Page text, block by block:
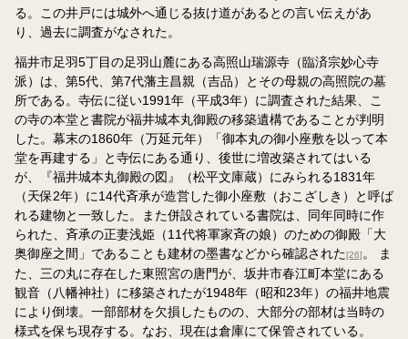
る。この井戸には城外へ通じる抜け道があるとの言い伝えがあ
り、過去に調査がなされた。
福井市足羽5丁目の足羽山麓にある高照山瑞源寺（臨済宗妙心寺
派）は、第5代、第7代藩主昌親（吉品）とその母親の高照院の墓
所である。寺伝に従い1991年（平成3年）に調査された結果、こ
の寺の本堂と書院が福井城本丸御殿の移築遺構であることが判明
した。幕末の1860年（万延元年）「御本丸の御小座敷を以って本
堂を再建する」と寺伝にある通り、後世に増改築されてはいる
が、『福井城本丸御殿の図』（松平文庫蔵）にみられる1831年
（天保2年）に14代斉承が造営した御小座敷（おこざしき）と呼ば
れる建物と一致した。また併設されている書院は、同年同時に作
られた、斉承の正妻浅姫（11代将軍家斉の娘）のための御殿「大
奥御座之間」であることも建材の墨書などから確認された[26] 。 ま
た、三の丸に存在した東照宮の唐門が、坂井市春江町本堂にある
観音（八幡神社）に移築されたが1948年（昭和23年）の福井地震
により倒壊。一部部材を欠損したものの、大部分の部材は当時の
様式を保ち現存する。なお、現在は倉庫にて保管されている。